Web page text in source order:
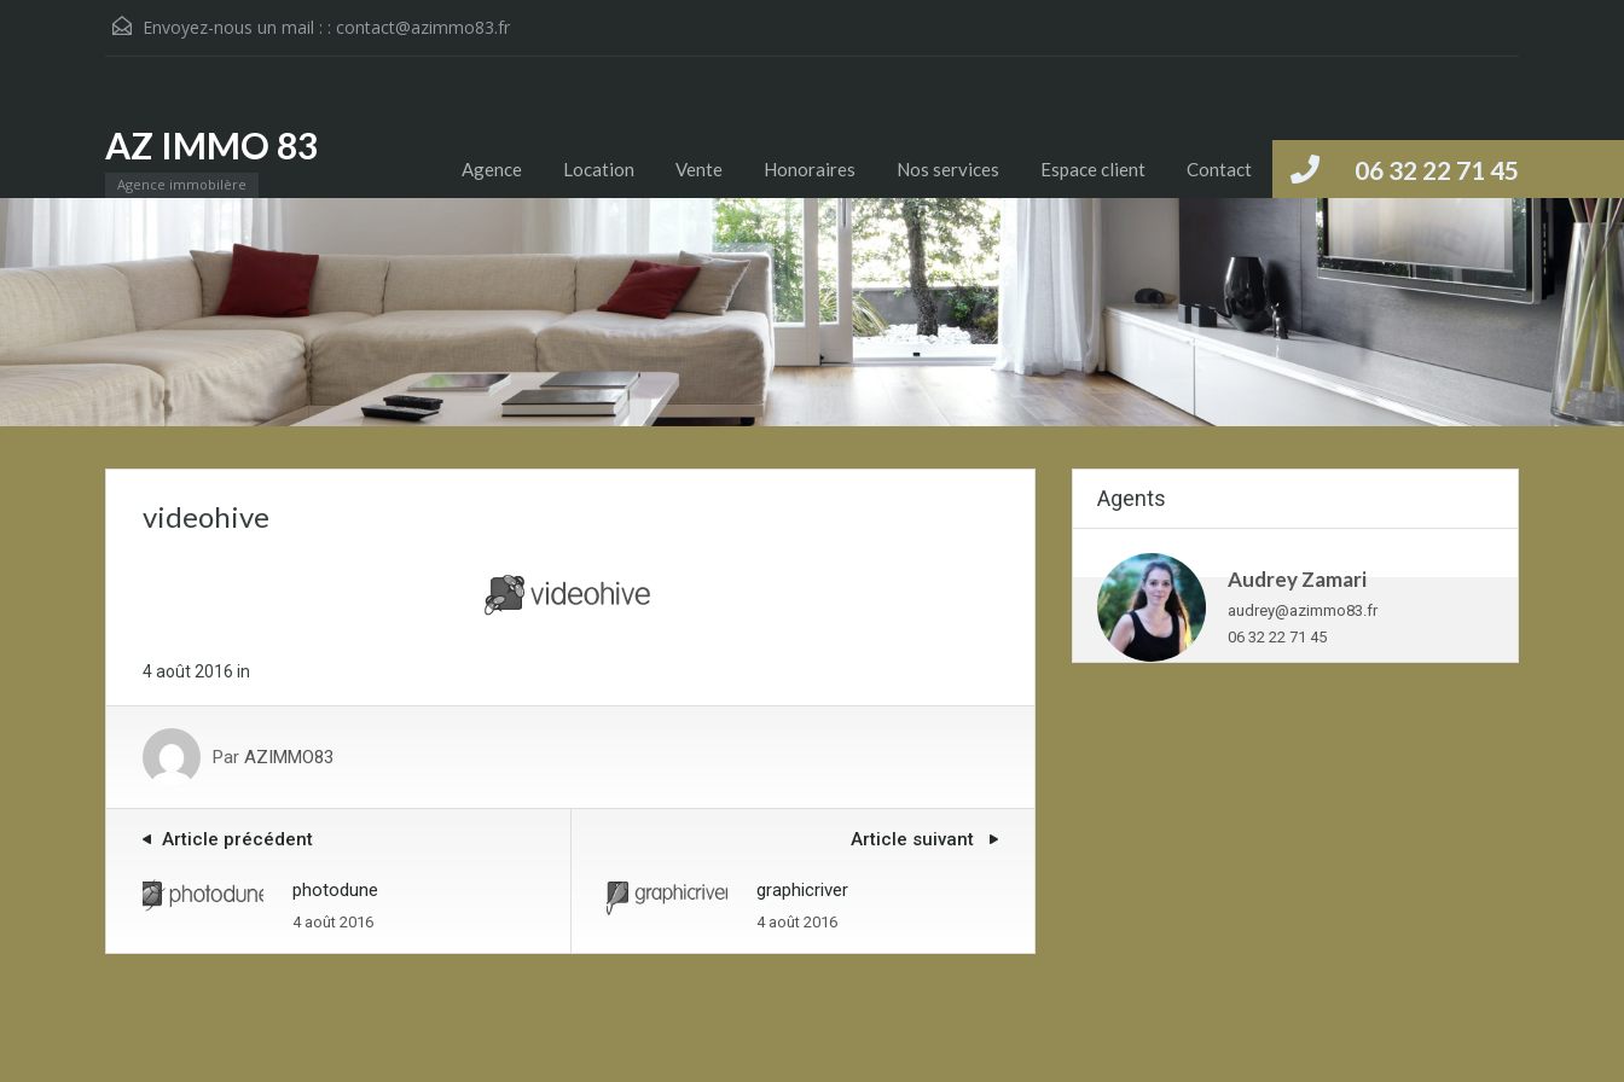
Envoyez-nous un mail : : contact@azimmo83.fr
AZ IMMO 83
Agence immobilère 06 32 22 71 45
Agence Location Vente Honoraires Nos services Espace client Contact
videohive
4 août 2016 in
Par AZIMMO83
Article précédent
photodune
4 août 2016
Article suivant
graphicriver
4 août 2016
Agents
Audrey Zamari
audrey@azimmo83.fr
06 32 22 71 45